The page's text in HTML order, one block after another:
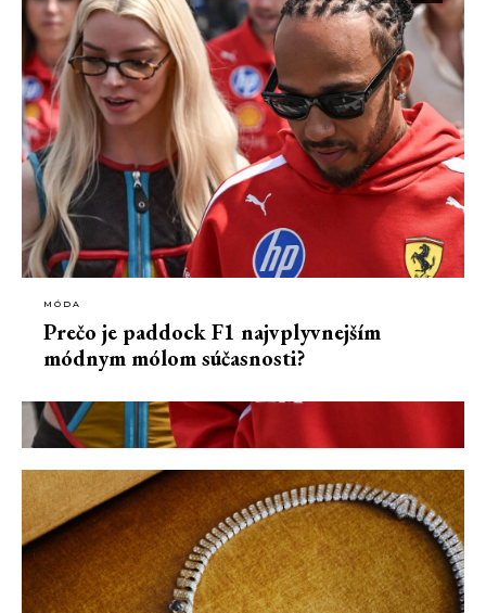
MÓDA
Prečo je paddock F1 najvplyvnejším
módnym mólom súčasnosti?